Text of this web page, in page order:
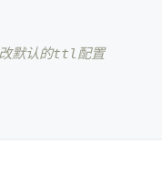
默认的ttl配置